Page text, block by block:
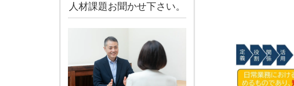
人材課題お聞かせ下さい。